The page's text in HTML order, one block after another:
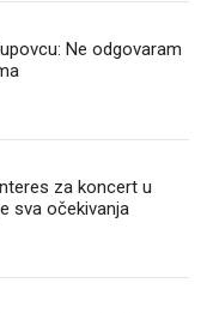
Ne odgovaram
za koncert u
sva očekivanja